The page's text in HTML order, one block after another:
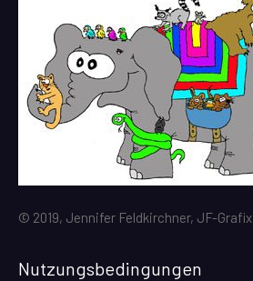
© 2019, Jennifer Feldkirchner, JF-Grafix
Nutzungsbedingungen